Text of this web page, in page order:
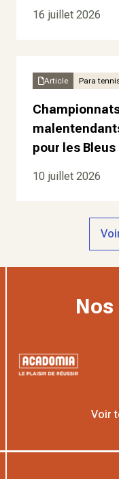
16 juillet 2026
Article Para
pour les Bleus
10 juillet 2026
Voir